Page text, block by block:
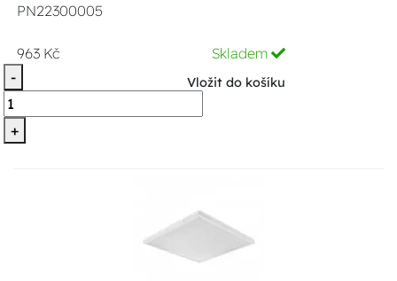
PN22300005
963 Kč
Skladem
-
+
Vložit do košíku